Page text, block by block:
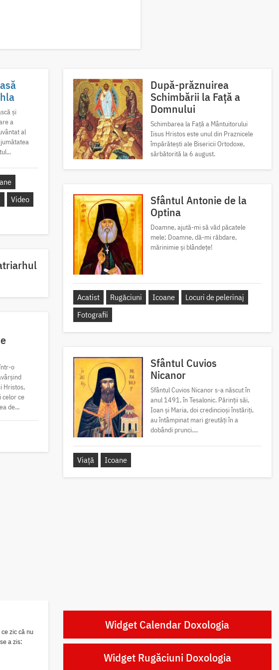
și
a
al
Video
După-prăznuirea
Schimbării la Față a
Domnului
Schimbarea la Față a Mântuitorului
Iisus Hristos este unul din Praznicele
împărătești ale Bisericii Ortodoxe,
sărbătorită la 6 august.
Sfântul Antonie de la
Optina
Doamne, ajută-mi să văd păcatele
mele; Doamne, dă-mi răbdare,
mărinimie şi blândeţe!
Acatist Rugăciuni Icoane
Locuri de pelerinaj
Fotografii
o
Hristos,
celor ce
de...
Sfântul Cuvios
Nicanor
Sfântul Cuvios Nicanor s-a născut în
anul 1491, în Tesalonic. Părinții săi,
Ioan și Maria, doi credincioși înstăriți,
au întâmpinat mari greutăți în a
dobândi prunci....
Viață Icoane
zic că nu
a zis:
Widget Calendar Doxologia
Widget Rugăciuni Doxologia